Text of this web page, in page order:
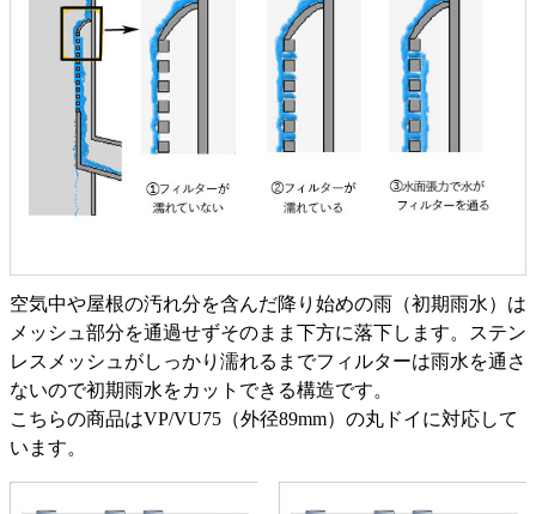
空気中や屋根の汚れ分を含んだ降り始めの雨（初期雨水）は
メッシュ部分を通過せずそのまま下方に落下します。ステン
レスメッシュがしっかり濡れるまでフィルターは雨水を通さ
ないので初期雨水をカットできる構造です。
こちらの商品はVP/VU75（外径89mm）の丸ドイに対応して
います。